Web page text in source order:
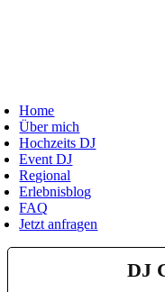
Home
Über mich
Hochzeits DJ
Event DJ
Regional
Erlebnisblog
FAQ
Jetzt anfragen
DJ